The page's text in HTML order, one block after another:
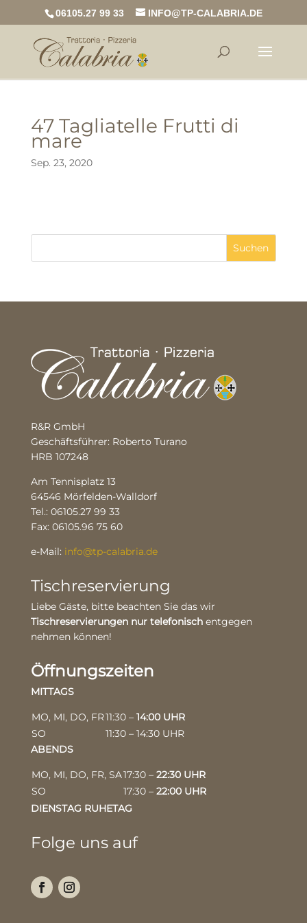
06105.27 99 33 INFO@TP-CALABRIA.DE
47 Tagliatelle Frutti di
mare
Sep. 23, 2020
R&R GmbH
Geschäftsführer: Roberto Turano
HRB 107248
Am Tennisplatz 13
64546 Mörfelden-Walldorf
Tel.: 06105.27 99 33
Fax: 06105.96 75 60
e-Mail: info@tp-calabria.de
Tischreservierung
Liebe Gäste, bitte beachten Sie das wir
Tischreservierungen nur telefonischentgegen
nehmen können!
Öffnungszeiten
MITTAGS
MO, MI, DO, FR11:30 – 14:00 UHR
SO
11:30 – 14:30 UHR
ABENDS
MO, MI, DO, FR, SA17:30 – 22:30 UHR
SO
17:30 – 22:00 UHR
DIENSTAG RUHETAG
Folge uns auf